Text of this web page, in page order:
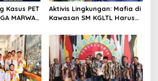
Kasus PET
MARWAH
Aktivis Lingkungan: Mafia di
Kawasan SM KGLTL Harus